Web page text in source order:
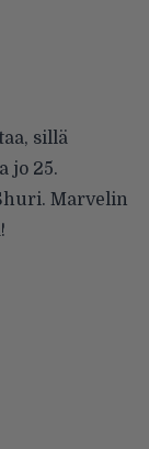
sillä
jo 25.
Marvelin